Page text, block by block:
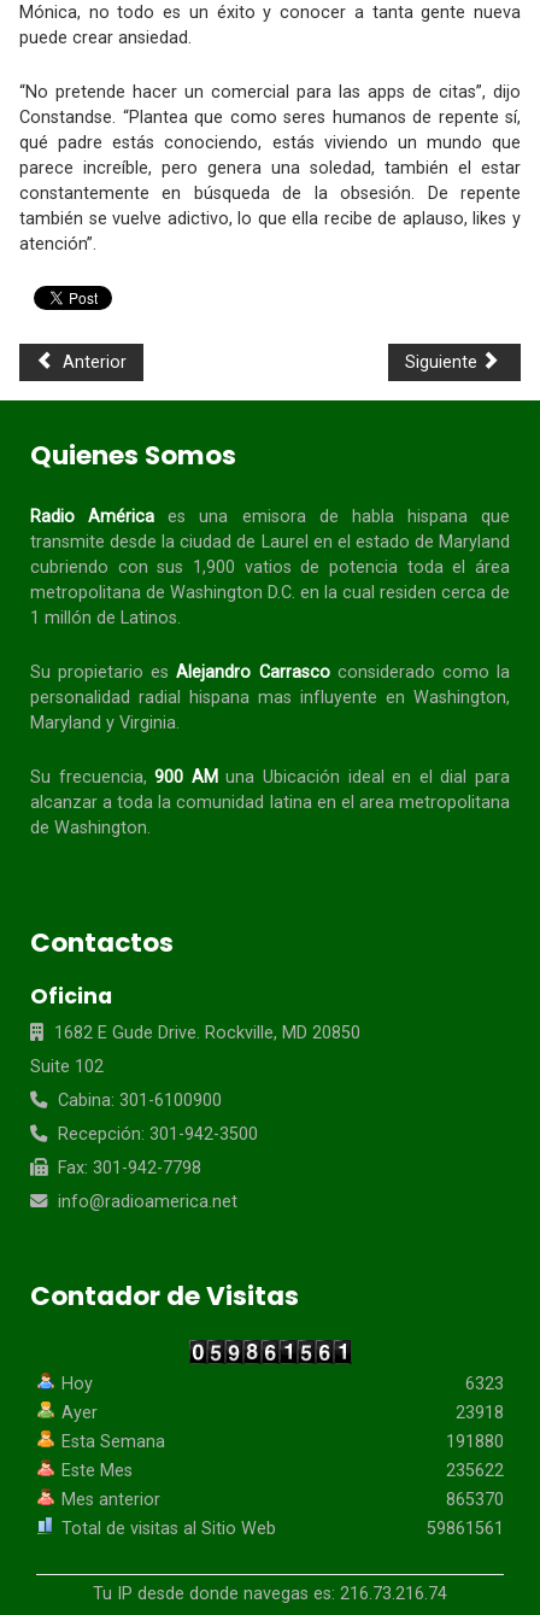
Mónica, no todo es un éxito y conocer a tanta gente nueva
puede crear ansiedad.
“No pretende hacer un comercial para las apps de citas”, dijo
Constandse. “Plantea que como seres humanos de repente sí,
qué padre estás conociendo, estás viviendo un mundo que
parece increíble, pero genera una soledad, también el estar
constantemente en búsqueda de la obsesión. De repente
también se vuelve adictivo, lo que ella recibe de aplauso, likes y
atención”.
Anterior Siguiente
Quienes Somos
Radio América es una emisora de habla hispanaque
transmite desde la ciudad de Laurel en el estado de Maryland
cubriendo con sus 1,900 vatios de potencia toda el área
metropolitana de Washington D.C. en la cual residen cerca de
1 millón de Latinos.
Su propietario esAlejandro Carrascoconsiderado como la
personalidad radial
hispana mas influyente en Washington,
Maryland y Virginia.
Su frecuencia, 900 AM una Ubicación ideal en el dial para
alcanzar a toda lacomunidad latina en el area metropolitana
de Washington.
Contactos
Oficina
1682 E Gude Drive. Rockville, MD 20850
Suite 102
Cabina: 301-6100900
Recepción: 301-942-3500
Fax: 301-942-7798
info@radioamerica.net
Contador de Visitas
Hoy
Ayer
Esta Semana
Este Mes
Mes anterior
Total de visitas al Sitio Web
6323
23918
191880
235622
865370
59861561
Tu IP desde donde navegas es: 216.73.216.74